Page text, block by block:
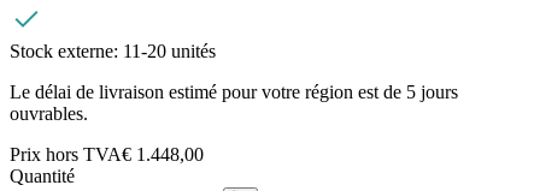
Stock externe: 11-20 unités
Le délai de livraison estimé pour votre région est de 5 jours
ouvrables.
Prix hors TVA€ 1.448,00
Quantité